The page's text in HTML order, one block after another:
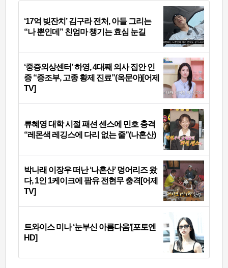
‘17억 빚잔치’ 김구라 전처, 아들 그리는
“나 뿐인데” 친엄마 챙기는 효심 눈길
‘중증외상센터’ 하영, 4대째 의사 집안 인
증 “증조부, 고종 황제 진료”(옥문아)[어제
TV]
류혜영 대학 시절 패션 센스에 민호 충격
“레몬색 레깅스에 다리 없는 줄”(나혼산)
박나래 이장우 떠난 ‘나혼산’ 덩어리즈 왔
다, 1인 1케이크에 팜유 전현무 충격[어제
TV]
트와이스 미나 ‘눈부신 아름다움’[포토엔
HD]